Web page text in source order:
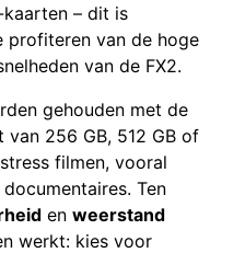
– dit is
profiteren van de hoge
van de FX2.
gehouden met de
van 256 GB, 512 GB of
filmen, vooral
Ten
en weerstand
werkt: kies voor